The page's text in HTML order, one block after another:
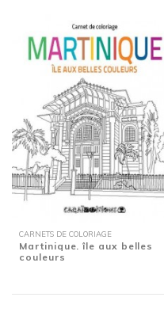
CARNETS DE COLORIAGE
Martinique. île aux belles
couleurs